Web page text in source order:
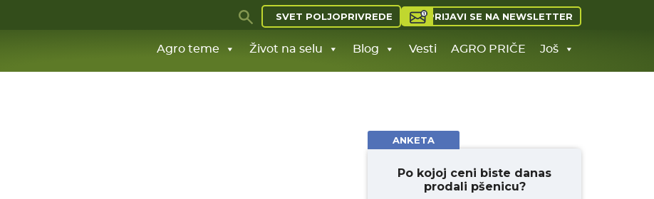
SVET POLJOPRIVREDE PRIJAVI SE NA NEWSLETTER
Agro teme Život na selu Blog Vesti AGRO PRIČE Još
ANKETA
Po kojoj ceni biste danas
prodali pšenicu?